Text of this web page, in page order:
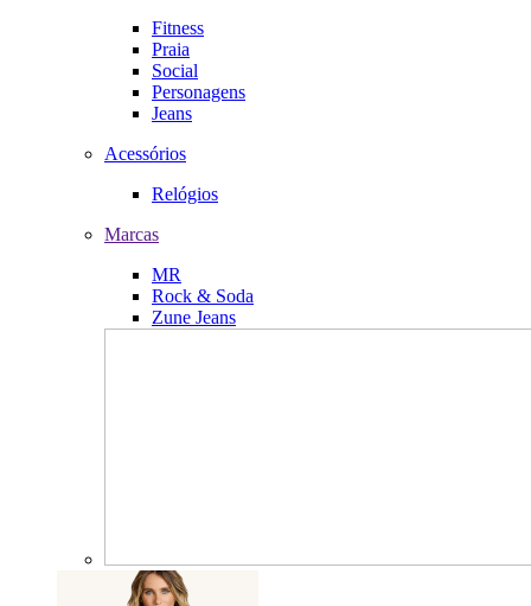
Fitness
Praia
Social
Personagens
Jeans
Acessórios
Relógios
Marcas
MR
Rock & Soda
Zune Jeans